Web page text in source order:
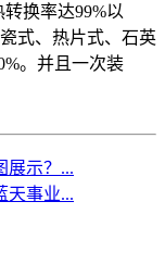
换率达99%以
式、热片式、石英
。并且一次装
展示？...
天事业...